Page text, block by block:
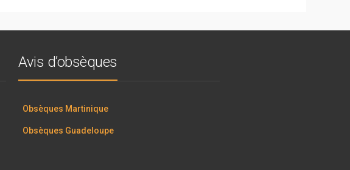
Avis d’obsèques
Obsèques Martinique
Obsèques Guadeloupe